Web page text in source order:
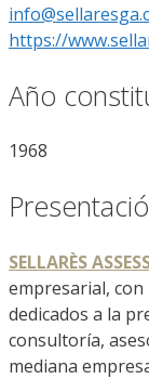
https://
Año
1968
SELLARÈS
empresarial, con
dedicados a la
consultoría,
mediana